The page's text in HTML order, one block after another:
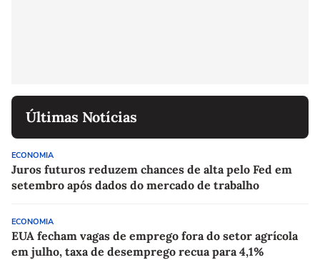
Últimas Notícias
ECONOMIA
Juros futuros reduzem chances de alta pelo Fed em
setembro após dados do mercado de trabalho
ECONOMIA
EUA fecham vagas de emprego fora do setor agrícola
em julho, taxa de desemprego recua para 4,1%